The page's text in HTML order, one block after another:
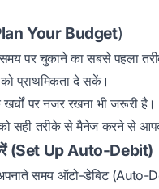
Your Budget)
पर चुकाने का सबसे पहला
प्राथमिकता दे सकें।
पर नजर रखना भी जरूरी
सही तरीके से मैनेज करने से
(Set Up Auto-Debit)
समय ऑटो-डेबिट (Auto-